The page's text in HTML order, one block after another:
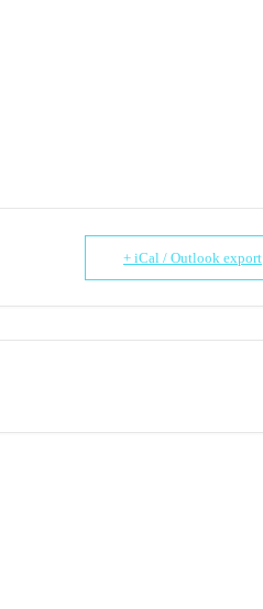
+ iCal / Outlook export